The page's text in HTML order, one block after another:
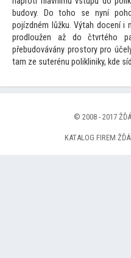
budovy. Dotoho se nyní
pojízdném lůžku. Výtah docení i
prodloužen až do čtvrtého
přebudovávány prostory pro
tam ze suterénu polikliniky, kde
© 2008 - 2017
KATALOG FIREM